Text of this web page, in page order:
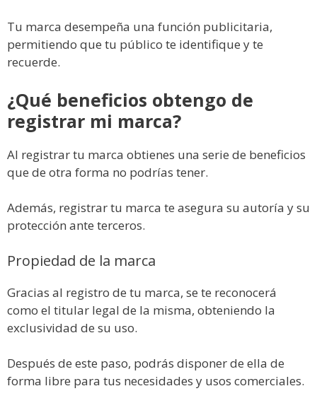
Tu marca desempeña una función publicitaria,
permitiendo que tu público te identifique y te
recuerde.
¿Qué beneficios obtengo de
registrar mi marca?
Al registrar tu marca obtienes una serie de beneficios
que de otra forma no podrías tener.
Además, registrar tu marca te asegura su autoría y su
protección ante terceros.
Propiedad de la marca
Gracias al registro de tu marca, se te reconocerá
como el titular legal de la misma, obteniendo la
exclusividad de su uso.
Después de este paso, podrás disponer de ella de
forma libre para tus necesidades y usos comerciales.